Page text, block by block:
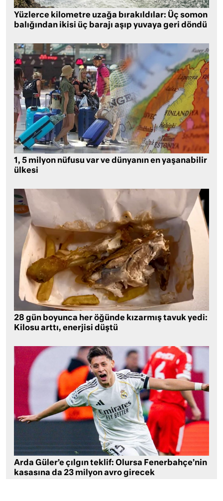
Yüzlerce kilometre uzağa bırakıldılar: Üç somon
balığından ikisi üç barajı aşıp yuvaya geri döndü
1, 5 milyon nüfusu var ve dünyanın en yaşanabilir
ülkesi
28 gün boyunca her öğünde kızarmış tavuk yedi:
Kilosu arttı, enerjisi düştü
Arda Güler’e çılgın teklif: Olursa Fenerbahçe’nin
kasasına da 23 milyon avro girecek